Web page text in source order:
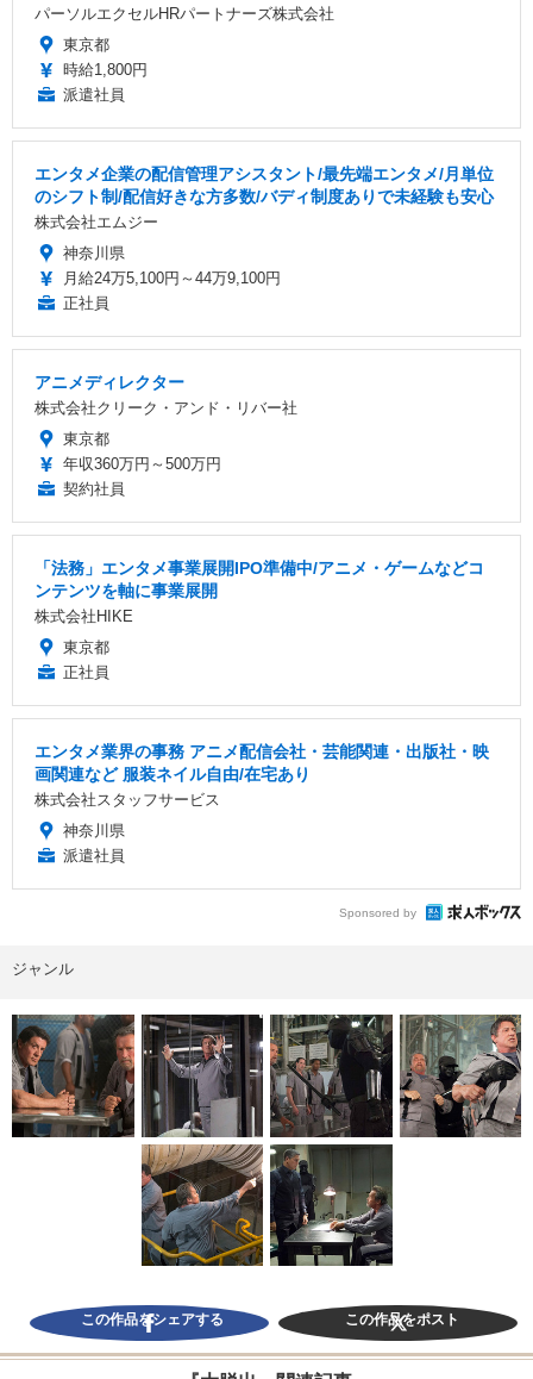
パーソルエクセルHRパートナーズ株式会社
東京都
時給1,800円
派遣社員
エンタメ企業の配信管理アシスタント/最先端エンタメ/月単位
のシフト制/配信好きな方多数/バディ制度ありで未経験も安心
株式会社エムジー
神奈川県
月給24万5,100円～44万9,100円
正社員
アニメディレクター
株式会社クリーク・アンド・リバー社
東京都
年収360万円～500万円
契約社員
「法務」エンタメ事業展開IPO準備中/アニメ・ゲームなどコ
ンテンツを軸に事業展開
株式会社HIKE
東京都
正社員
エンタメ業界の事務 アニメ配信会社・芸能関連・出版社・映
画関連など 服装ネイル自由/在宅あり
株式会社スタッフサービス
神奈川県
派遣社員
Sponsored by
ジャンル
この作品をシェアする この作品をポスト